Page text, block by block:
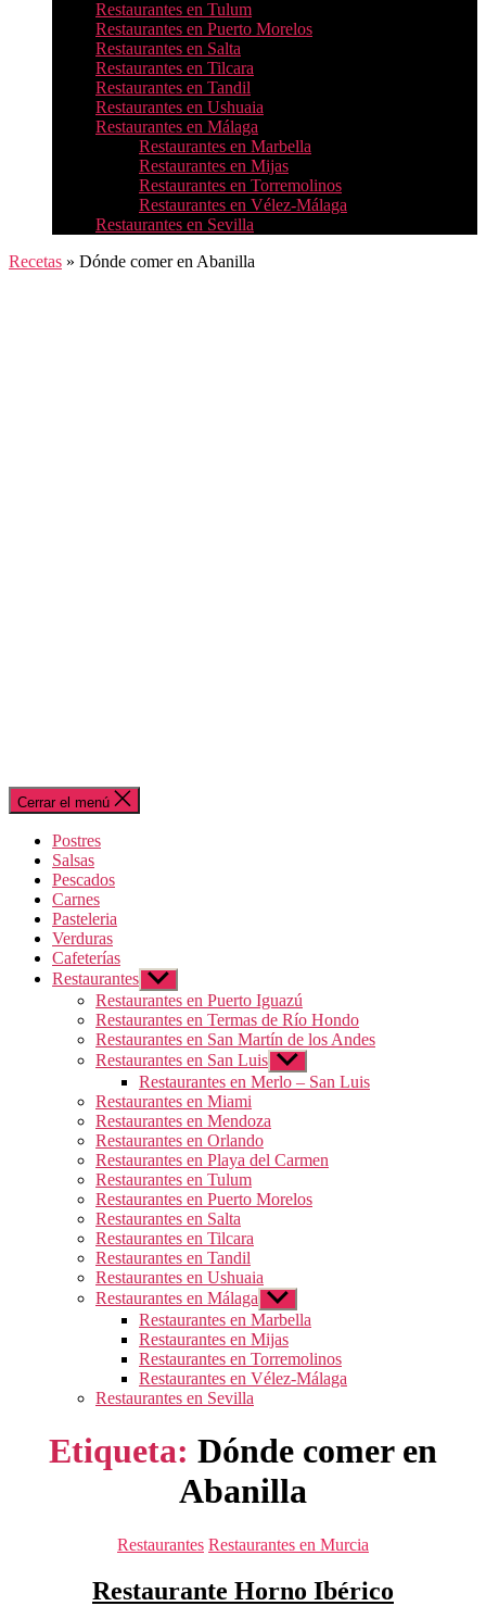
Restaurantes en Tulum
Restaurantes en Puerto Morelos
Restaurantes en Salta
Restaurantes en Tilcara
Restaurantes en Tandil
Restaurantes en Ushuaia
Restaurantes en Málaga
Restaurantes en Marbella
Restaurantes en Mijas
Restaurantes en Torremolinos
Restaurantes en Vélez-Málaga
Restaurantes en Sevilla
Recetas » Dónde comer en Abanilla
Cerrar el menú
Postres
Salsas
Pescados
Carnes
Pasteleria
Verduras
Cafeterías
Restaurantes Mostrar
el
submenú
Restaurantes en Puerto Iguazú
Restaurantes en Termas de Río Hondo
Restaurantes en San Martín de los Andes
Restaurantes en San Luis Mostrar
el
submenú
Restaurantes en Merlo – San Luis
Restaurantes en Miami
Restaurantes en Mendoza
Restaurantes en Orlando
Restaurantes en Playa del Carmen
Restaurantes en Tulum
Restaurantes en Puerto Morelos
Restaurantes en Salta
Restaurantes en Tilcara
Restaurantes en Tandil
Restaurantes en Ushuaia
Restaurantes en Málaga Mostrar
el
submenú
Restaurantes en Marbella
Restaurantes en Mijas
Restaurantes en Torremolinos
Restaurantes en Vélez-Málaga
Restaurantes en Sevilla
Etiqueta: Dónde comer en
Abanilla
Categorías
Restaurantes Restaurantes en Murcia
Restaurante Horno Ibérico